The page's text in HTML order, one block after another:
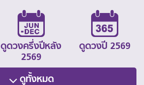
ดูดวงครึ่งปีหลัง
2569
ดูดวงปี 2569
ดูทั้งหมด